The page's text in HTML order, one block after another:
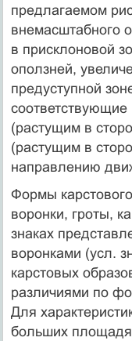
предлагаемом
внемасштабного
в присклоновой
оползней,
предуступной
(растущим в
(растущим в
направлению
Формы
воронки, гроты,
знаках
воронками (усл.
карстовых
различиями по
Для
больших